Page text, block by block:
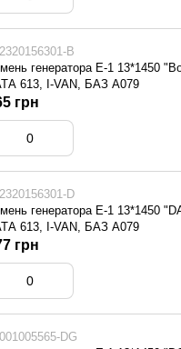
B
генератора Е-1 13*1450
613, I-VAN, БАЗ А079
грн
D
генератора Е-1 13*1450
613, I-VAN, БАЗ А079
грн
DG